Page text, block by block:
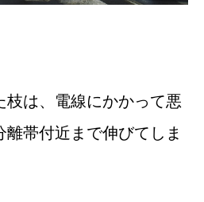
枝は、電線にかかって悪
離帯付近まで伸びてしま